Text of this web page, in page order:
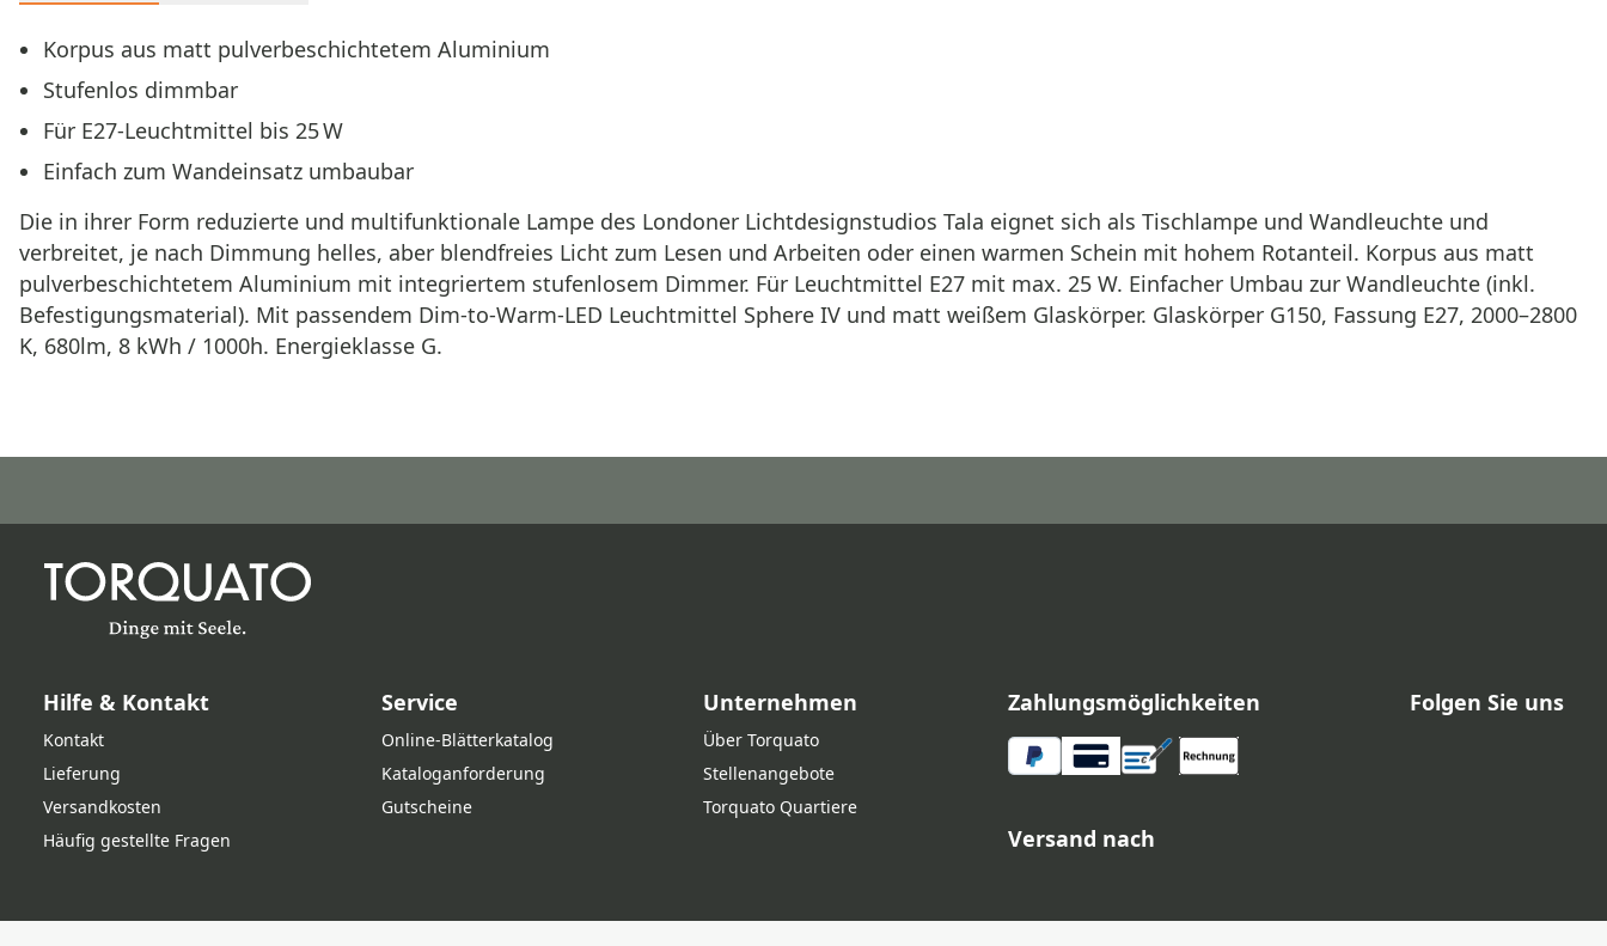
Korpus aus matt pulverbeschichtetem Aluminium
Stufenlos dimmbar
Für E27‑Leuchtmittel bis 25 W
Einfach zum Wandeinsatz umbaubar
Die in ihrer Form reduzierte und multifunktionale Lampe des Londoner Lichtdesignstudios Tala eignet sich als Tischlampe und Wandleuchte und
verbreitet, je nach Dimmung helles, aber blendfreies Licht zum Lesen und Arbeiten oder einen warmen Schein mit hohem Rotanteil. Korpus aus matt
pulverbeschichtetem Aluminium mit integriertem stufenlosem Dimmer. Für Leuchtmittel E27 mit max. 25 W. Einfacher Umbau zur Wandleuchte (inkl.
Befestigungsmaterial). Mit passendem Dim-to-Warm-LED Leuchtmittel Sphere IV und matt weißem Glaskörper. Glaskörper G150, Fassung E27, 2000–2800
K, 680lm, 8 kWh / 1000h. Energieklasse G.
Hilfe & Kontakt
Kontakt
Lieferung
Versandkosten
Häufig gestellte Fragen
Service
Online‑Blätterkatalog
Kataloganforderung
Gutscheine
Unternehmen
Über Torquato
Stellenangebote
Torquato Quartiere
Zahlungsmöglichkeiten
Versand nach
Folgen Sie uns